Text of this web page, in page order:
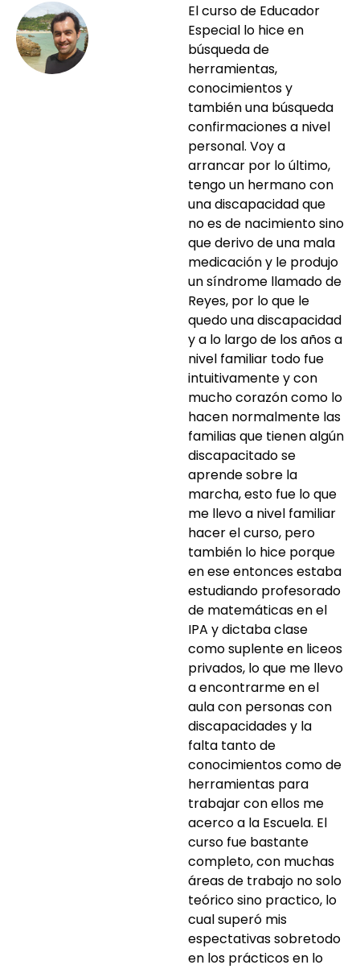
El curso de Educador
Especial lo hice en
búsqueda de
herramientas,
conocimientos y
también una búsqueda
confirmaciones a nivel
personal. Voy a
arrancar por lo último,
tengo un hermano con
una discapacidad que
no es de nacimiento sino
que derivo de una mala
medicación y le produjo
un síndrome llamado de
Reyes, por lo que le
quedo una discapacidad
y a lo largo de los años a
nivel familiar todo fue
intuitivamente y con
mucho corazón como lo
hacen normalmente las
familias que tienen algún
discapacitado se
aprende sobre la
marcha, esto fue lo que
me llevo a nivel familiar
hacer el curso, pero
también lo hice porque
en ese entonces estaba
estudiando profesorado
de matemáticas en el
IPA y dictaba clase
como suplente en liceos
privados, lo que me llevo
a encontrarme en el
aula con personas con
discapacidades y la
falta tanto de
conocimientos como de
herramientas para
trabajar con ellos me
acerco a la Escuela. El
curso fue bastante
completo, con muchas
áreas de trabajo no solo
teórico sino practico, lo
cual superó mis
espectativas sobretodo
en los prácticos en lo